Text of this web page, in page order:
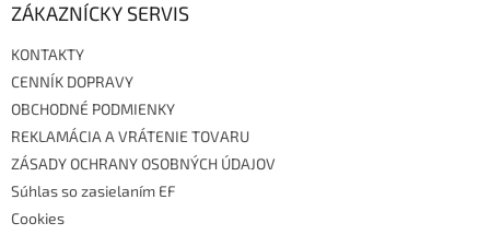
ZÁKAZNÍCKY SERVIS
KONTAKTY
CENNÍK DOPRAVY
OBCHODNÉ PODMIENKY
REKLAMÁCIA A VRÁTENIE TOVARU
ZÁSADY OCHRANY OSOBNÝCH ÚDAJOV
Súhlas so zasielaním EF
Cookies